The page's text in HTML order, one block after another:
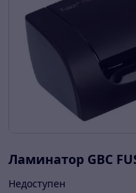
Ламинатор GBC
Недоступен